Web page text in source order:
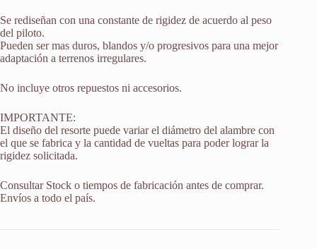
Se rediseñan con una constante de rigidez de acuerdo al peso
del piloto.
Pueden ser mas duros, blandos y/o progresivos para una mejor
adaptación a terrenos irregulares.
No incluye otros repuestos ni accesorios.
IMPORTANTE:
El diseño del resorte puede variar el diámetro del alambre con
el que se fabrica y la cantidad de vueltas para poder lograr la
rigidez solicitada.
Consultar Stock o tiempos de fabricación antes de comprar.
Envíos a todo el país.